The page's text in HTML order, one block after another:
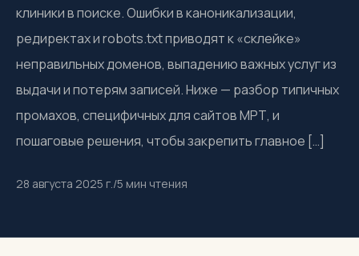
клиники в поиске. Ошибки в каноникализации,
редиректах и robots.txt приводят к «склейке»
неправильных доменов, выпадению важных услуг из
выдачи и потерям записей. Ниже — разбор типичных
промахов, специфичных для сайтов МРТ, и
пошаговые решения, чтобы закрепить главное […]
28 августа 2025 г./5 мин чтения